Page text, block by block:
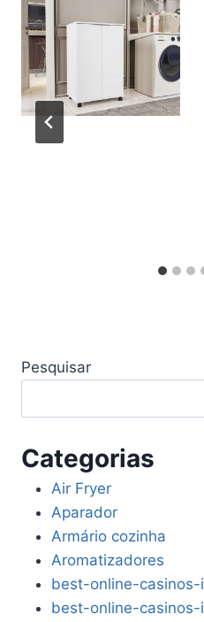
Pesquisar
Categorias
Air Fryer
Aparador
Armário cozinha
Aromatizadores
best-online-casinos-
best-online-casinos-